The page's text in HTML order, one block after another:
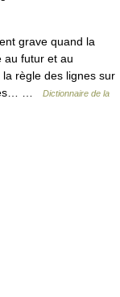
grave quand la
au futur et au
règle des lignes sur
les… …
Dictionnaire de la